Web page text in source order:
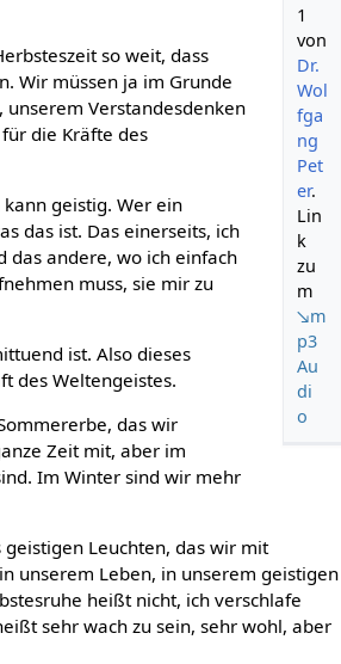
1
von
Dr.
Wol
fga
ng
Pet
er.
Lin
k
zu
m
↘m
p3
Au
di
o
so weit, dass
Wir müssen ja im Grunde
Verstandesdenken
die Kräfte des
geistig. Wer ein
das ist. Das einerseits, ich
das andere, wo ich einfach
muss, sie mir zu
ist. Also dieses
des Weltengeistes.
das wir
Zeit mit, aber im
Im Winter sind wir mehr
geistigen Leuchten, das wir mit
unserem Leben, in unserem geistigen
heißt nicht, ich verschlafe
sehr wach zu sein, sehr wohl, aber